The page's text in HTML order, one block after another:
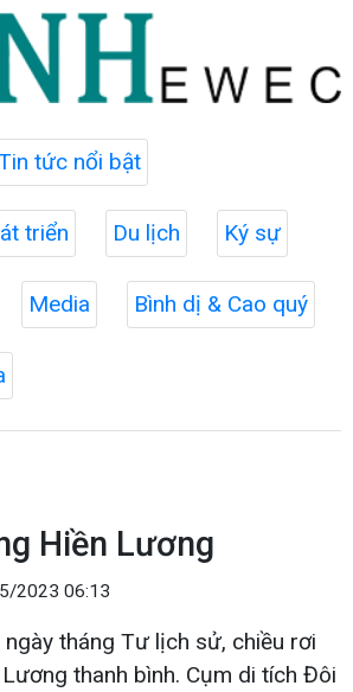
tức nổi bật
triển Du lịch Ký sự
Media Bình dị & Cao quý
Hiền Lương
2023 06:13
tháng Tư lịch sử, chiều rơi
thanh bình. Cụm di tích Đôi